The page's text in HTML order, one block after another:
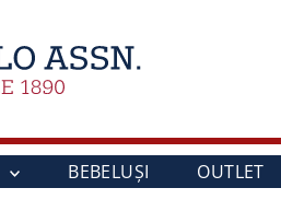
BEBELUŞI OUTLET